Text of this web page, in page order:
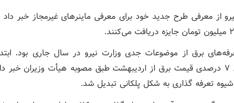
از معرفی طرح جدید خود برای معرفی ماینرهای غیرمجاز خبر
برق از موضوعات جدی وزارت نیرو در سال جاری بود.
اردیبهشت ماه از افزایش ۷ درصدی قیمت برق از اردیبهشت طبق مصوبه هیأت وزیران خبر
تعرفه گذاری به شکل پلکانی تبدیل شد.